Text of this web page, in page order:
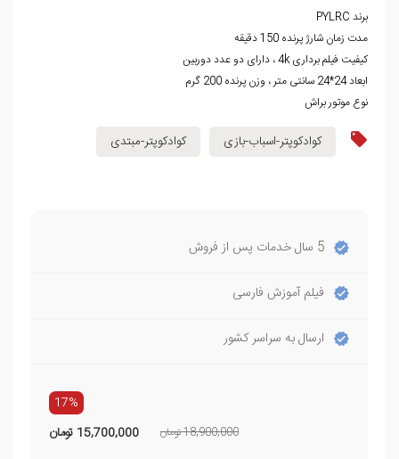
برند PYLRC
مدت زمان شارژ پرنده 150 دقیقه
کیفیت فیلم برداری 4k ، دارای دو عدد دوربین
ابعاد 24*24 سانتی متر ، وزن پرنده 200 گرم
نوع موتور براش
کوادکوپتر-اسباب-بازی کوادکوپتر-مبتدی
5 سال خدمات پس از فروش
فیلم آموزش فارسی
ارسال به سراسر کشور
17%
18,900,000 تومان 15,700,000 تومان